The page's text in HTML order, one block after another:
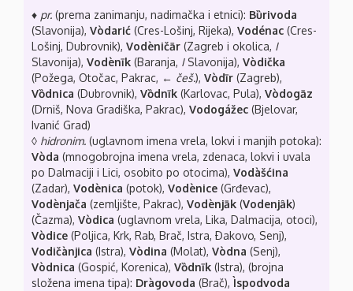
♦ pr. (prema zanimanju, nadimačka i etnici): Bȕrivoda
(Slavonija), Vòdarić (Cres-Lošinj, Rijeka), Vodénac (Cres-
Lošinj, Dubrovnik), Vodèničār (Zagreb i okolica, I
Slavonija), Vodènīk (Baranja, ISlavonija), Vòdička
(Požega, Otočac, Pakrac, ← češ.), Vòdīr (Zagreb),
Vȍdnica (Dubrovnik), Vȍdnīk (Karlovac, Pula), Vòdogāz
(Drniš, Nova Gradiška, Pakrac), Vodogážec (Bjelovar,
Ivanić Grad)
◊ hidronim. (uglavnom imena vrela, lokvi i manjih potoka):
Vòda (mnogobrojna imena vrela, zdenaca, lokvi i uvala
po Dalmaciji i Lici, osobito po otocima), Vodàšćina
(Zadar), Vodènica (potok), Vodènice (Grđevac),
Vodènjača (zemljište, Pakrac), Vodènjāk (Vodenjȃk)
(Čazma), Vòdica (uglavnom vrela, Lika, Dalmacija, otoci),
Vòdice (Poljica, Krk, Rab, Brač, Istra, Ðakovo, Senj),
Vodičànjica (Istra), Vòdina (Molat), Vòdna (Senj),
Vòdnica (Gospić, Korenica), Vȍdnīk (Istra), (brojna
složena imena tipa): Dràgovoda (Brač), Ìspodvoda